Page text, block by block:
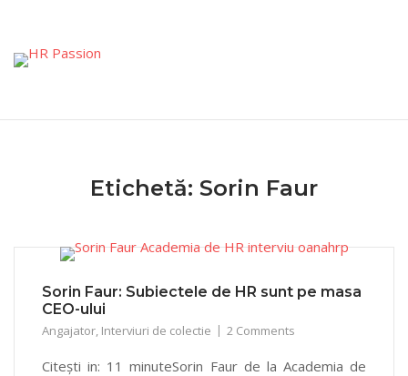
content
Etichetă: Sorin Faur
Sorin Faur: Subiectele de HR sunt pe masa
CEO-ului
Angajator, Interviuri de colectie 2 Comments
Citești in: 11 minuteSorin Faur de la Academia de